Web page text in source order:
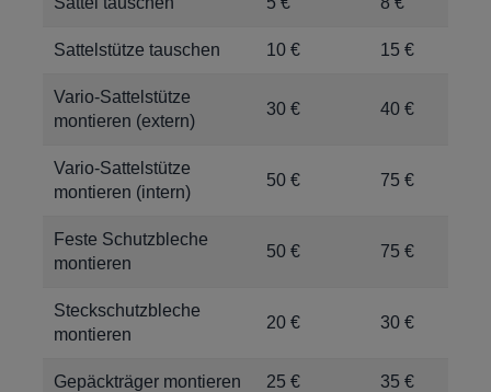
Sattelstütze tauschen 10 € 15 €
Vario-Sattelstütze
montieren (extern)
30 € 40 €
Vario-Sattelstütze
montieren (intern)
50 € 75 €
Feste Schutzbleche
montieren
50 € 75 €
Steckschutzbleche
montieren
20 € 30 €
Gepäckträger montieren 25 € 35 €